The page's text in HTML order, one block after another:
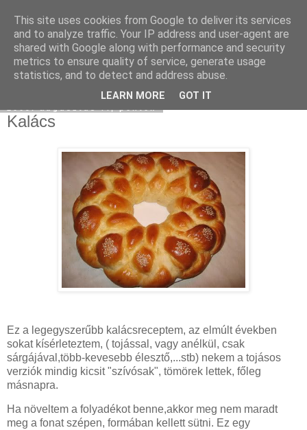
Moha Konyha
Kalács
Ez a legegyszerűbb kalácsreceptem, az elmúlt években
sokat kísérleteztem, ( tojással, vagy anélkül, csak
sárgájával,több-kevesebb élesztő,...stb) nekem a tojásos
verziók mindig kicsit "szívósak", tömörek lettek, főleg
másnapra.
Ha növeltem a folyadékot benne,akkor meg nem maradt
meg a fonat szépen, formában kellett sütni. Ez egy
This site uses cookies from Google to deliver its services
and to analyze traffic. Your IP address and user-agent are
shared with Google along with performance and security
metrics to ensure quality of service, generate usage
statistics, and to detect and address abuse.
LEARN MORE GOT IT